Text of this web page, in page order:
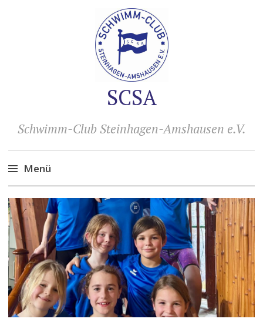
SCSA
Schwimm-Club Steinhagen-Amshausen e.V.
Menü
Zum
Inhalt
springen